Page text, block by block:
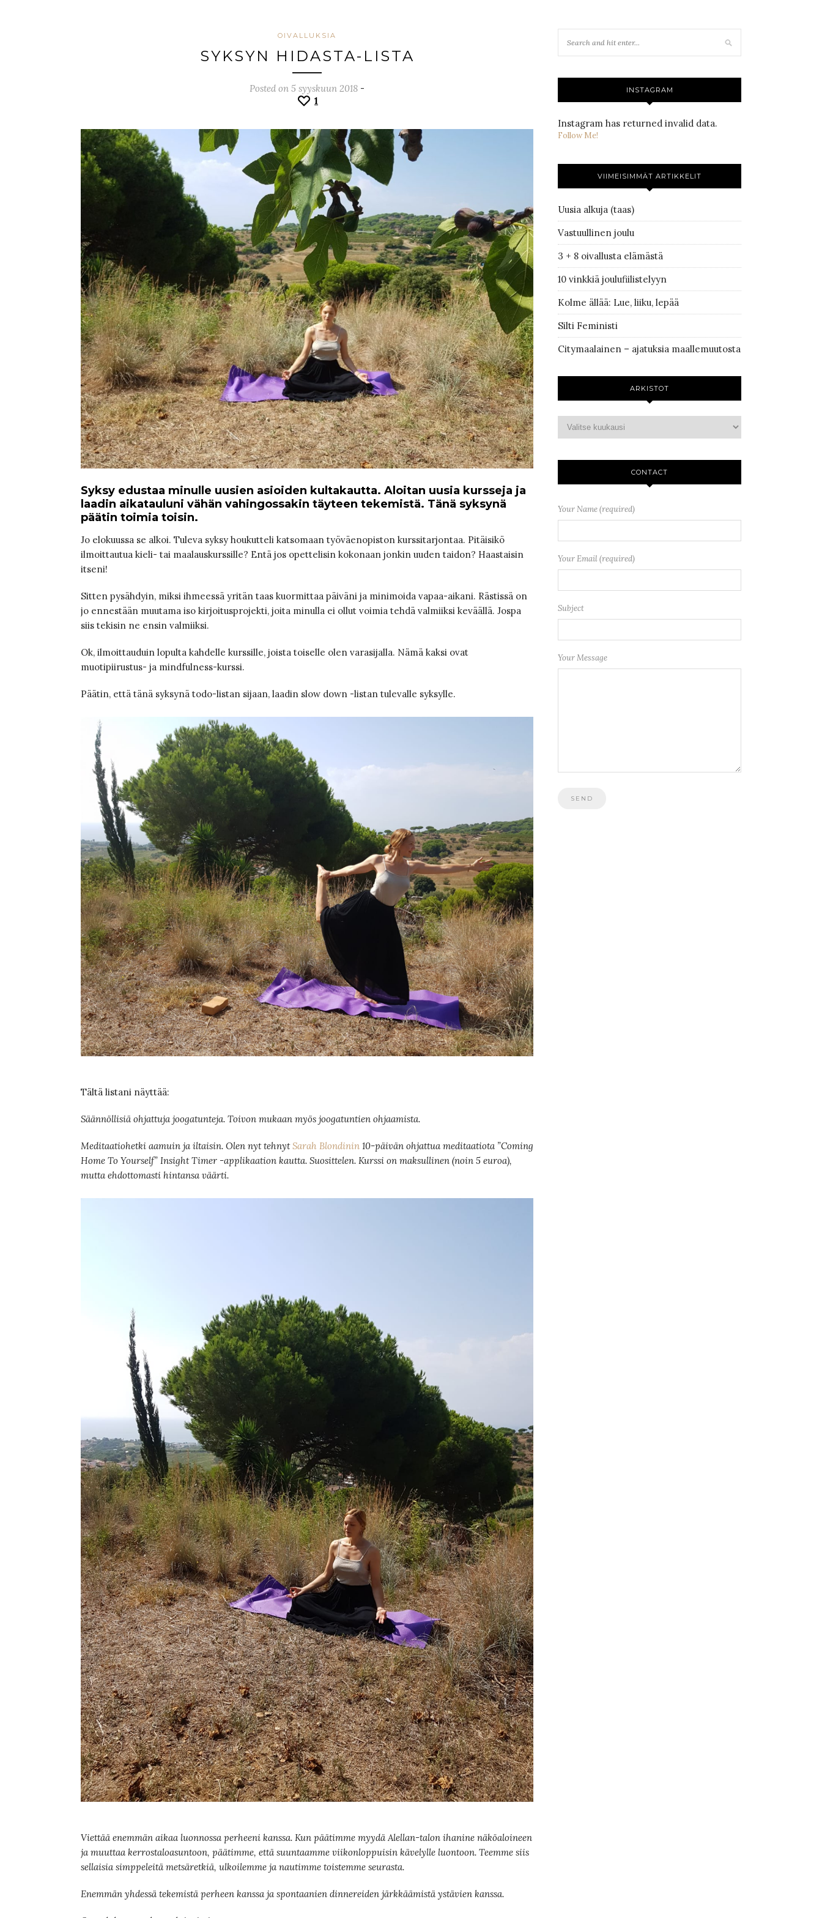
OIVALLUKSIA
SYKSYN HIDASTA-LISTA
Posted on 5 syyskuun 2018 -
1
Syksy edustaa minulle uusien asioiden kultakautta. Aloitan uusia kursseja ja
laadin aikatauluni vähän vahingossakin täyteen tekemistä. Tänä syksynä
päätin toimia toisin.
Jo elokuussa se alkoi. Tuleva syksy houkutteli katsomaan työväenopiston kurssitarjontaa. Pitäisikö
ilmoittautua kieli- tai maalauskurssille? Entä jos opettelisin kokonaan jonkin uuden taidon? Haastaisin
itseni!
Sitten pysähdyin, miksi ihmeessä yritän taas kuormittaa päiväni ja minimoida vapaa-aikani. Rästissä on
jo ennestään muutama iso kirjoitusprojekti, joita minulla ei ollut voimia tehdä valmiiksi keväällä. Jospa
siis tekisin ne ensin valmiiksi.
Ok, ilmoittauduin lopulta kahdelle kurssille, joista toiselle olen varasijalla. Nämä kaksi ovat
muotipiirustus- ja mindfulness-kurssi.
Päätin, että tänä syksynä todo-listan sijaan, laadin slow down -listan tulevalle syksylle.
Tältä listani näyttää:
Säännöllisiä ohjattuja joogatunteja. Toivon mukaan myös joogatuntien ohjaamista.
Meditaatiohetki aamuin ja iltaisin. Olen nyt tehnytSarah Blondinin 10-päivän ohjattua meditaatiota ”Coming
Home To Yourself” Insight Timer -applikaation kautta. Suosittelen. Kurssi on maksullinen (noin 5 euroa),
mutta ehdottomasti hintansa väärti.
Viettää enemmän aikaa luonnossa perheeni kanssa. Kun päätimme myydä Alellan-talon ihanine näköaloineen
ja muuttaa kerrostaloasuntoon, päätimme, että suuntaamme viikonloppuisin kävelylle luontoon. Teemme siis
sellaisia simppeleitä metsäretkiä, ulkoilemme ja nautimme toistemme seurasta.
Enemmän yhdessä tekemistä perheen kanssa ja spontaanien dinnereiden järkkäämistä ystävien kanssa.
INSTAGRAM
Instagram has returned invalid data.
Follow Me!
VIIMEISIMMÄT ARTIKKELIT
Uusia alkuja (taas)
Vastuullinen joulu
3 + 8 oivallusta elämästä
10 vinkkiä joulufiilistelyyn
Kolme ällää: Lue, liiku, lepää
Silti Feministi
Citymaalainen – ajatuksia maallemuutosta
ARKISTOT
CONTACT
Your Name (required)
Your Email (required)
Subject
Your Message